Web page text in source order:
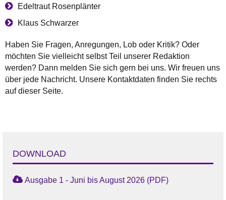
Edeltraut Rosenplänter
Klaus Schwarzer
Haben Sie Fragen, Anregungen, Lob oder Kritik? Oder
möchten Sie vielleicht selbst Teil unserer Redaktion
werden? Dann melden Sie sich gern bei uns. Wir freuen uns
über jede Nachricht. Unsere Kontaktdaten finden Sie rechts
auf dieser Seite.
DOWNLOAD
Ausgabe 1 - Juni bis August 2026 (PDF)